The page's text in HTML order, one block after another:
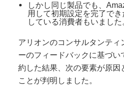
しかし同じ製品でも、
用して初期設定を完了で
している消費者もいました
アリオンのコンサルタンティ
ーのフィードバックに基づい
約した結果、次の要素が原因
ことが判明しました。